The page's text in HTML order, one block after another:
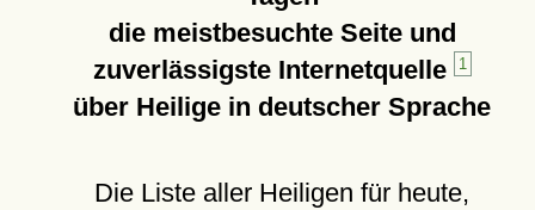
die meistbesuchte Seite und
zuverlässigste Internetquelle
1
über Heilige in deutscher Sprache
Die Liste aller Heiligen für heute,